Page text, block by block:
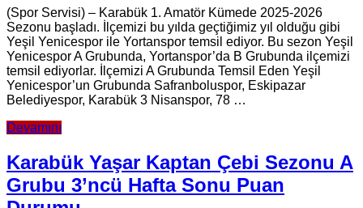
(Spor Servisi) – Karabük 1. Amatör Kümede 2025-2026
Sezonu başladı. İlçemizi bu yılda geçtiğimiz yıl olduğu gibi
Yeşil Yenicespor ile Yortanspor temsil ediyor. Bu sezon Yeşil
Yenicespor A Grubunda, Yortanspor’da B Grubunda ilçemizi
temsil ediyorlar. İlçemizi A Grubunda Temsil Eden Yeşil
Yenicespor’un Grubunda Safranboluspor, Eskipazar
Belediyespor, Karabük 3 Nisanspor, 78 …
Devamını
Karabük Yaşar Kaptan Çebi Sezonu A
Grubu 3’ncü Hafta Sonu Puan